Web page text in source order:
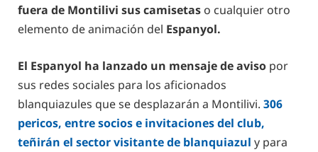
fuera de Montilivi sus camisetas o cualquier otro
elemento de animación del Espanyol.
El Espanyol ha lanzado un mensaje de aviso por
sus redes sociales para los aficionados
blanquiazules que se desplazarán a Montilivi. 306
pericos, entre socios e invitaciones del club,
teñirán el sector visitante de blanquiazul y para